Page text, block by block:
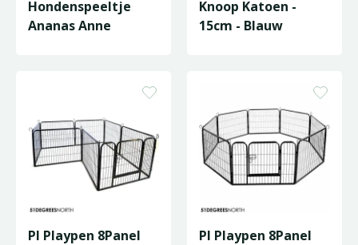
Hondenspeeltje
Ananas Anne
Knoop Katoen -
15cm - Blauw
Pl Playpen 8Panel
Pl Playpen 8Panel